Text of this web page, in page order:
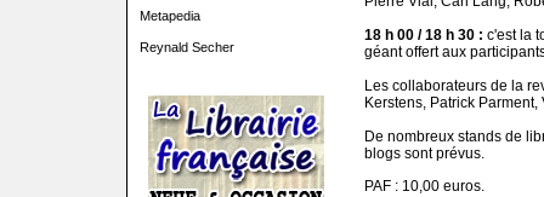
Metapedia
Reynald Secher
18 h 00 / 18 h 30 : c'est la
géant offert aux
Les collaborateurs de la
Kerstens, Patrick
De nombreux stands de
blogs sont prévus.
PAF : 10,00 euros.